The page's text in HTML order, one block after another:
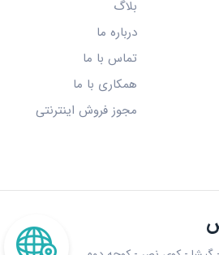
بلاگ
درباره ما
تماس با ما
همکاری با ما
مجوز فروش اینترنتی